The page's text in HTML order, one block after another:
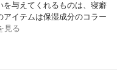
与えてくれるものは、寝癖
イテムは保湿成分のコラー
見る